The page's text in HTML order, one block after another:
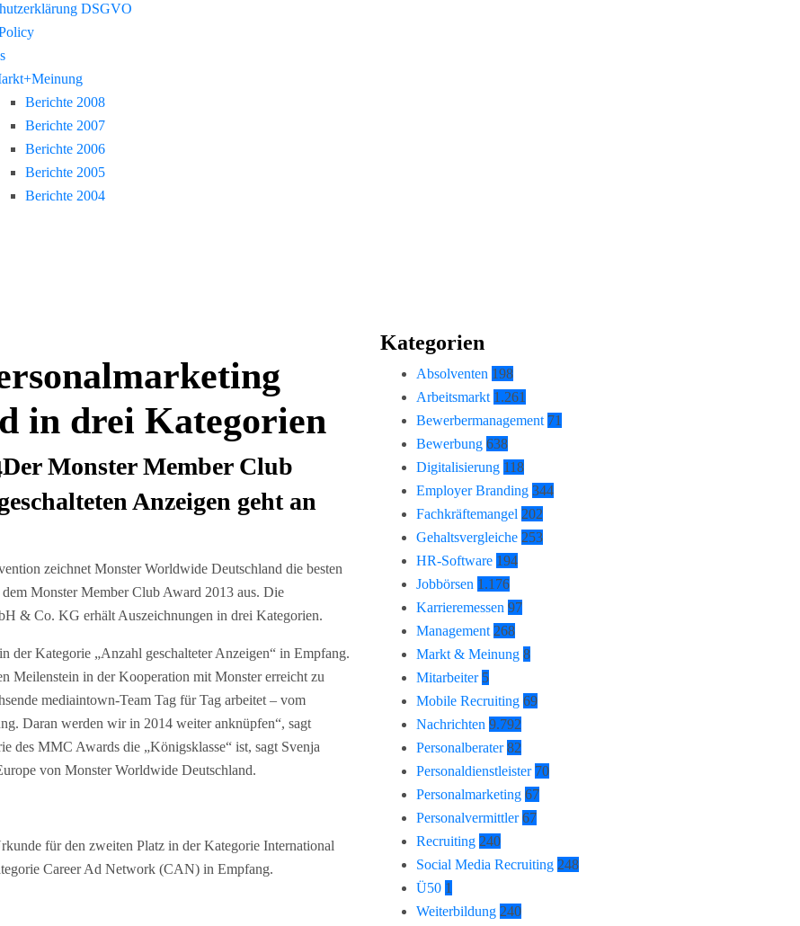
DSGVO
Berichte 2008
Berichte 2007
Berichte 2006
Berichte 2005
Berichte 2004
in drei Kategorien
Der Monster Member Club
Anzeigen geht an
zeichnet Monster Worldwide Deutschland die besten
Monster Member Club Award 2013 aus. Die
& Co. KG erhält Auszeichnungen in drei Kategorien.
der Kategorie „Anzahl geschalteter Anzeigen“ in Empfang.
Meilenstein in der Kooperation mit Monster erreicht zu
mediaintown-Team Tag für Tag arbeitet – vom
Daran werden wir in 2014 weiter anknüpfen“, sagt
des MMC Awards die „Königsklasse“ ist, sagt Svenja
von Monster Worldwide Deutschland.
für den zweiten Platz in der Kategorie International
Career Ad Network (CAN) in Empfang.
Kategorien
Absolventen 198
Arbeitsmarkt 1.261
Bewerbermanagement 71
Bewerbung 638
Digitalisierung 118
Employer Branding 344
Fachkräftemangel 202
Gehaltsvergleiche 253
HR-Software 194
Jobbörsen 1.176
Karrieremessen 97
Management 268
Markt & Meinung 8
Mitarbeiter 5
Mobile Recruiting 69
Nachrichten 9.792
Personalberater 82
Personaldienstleister 70
Personalmarketing 67
Personalvermittler 67
Recruiting 240
Social Media Recruiting 248
Ü50 1
Weiterbildung 240